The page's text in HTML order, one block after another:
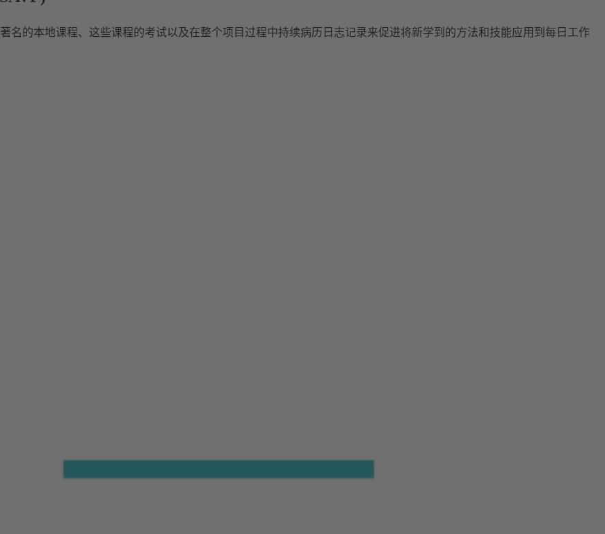
名的本地课程、这些课程的考试以及在整个项目过程中持续病历日志记录来促进将新学到的方法和技能应用到每日工作